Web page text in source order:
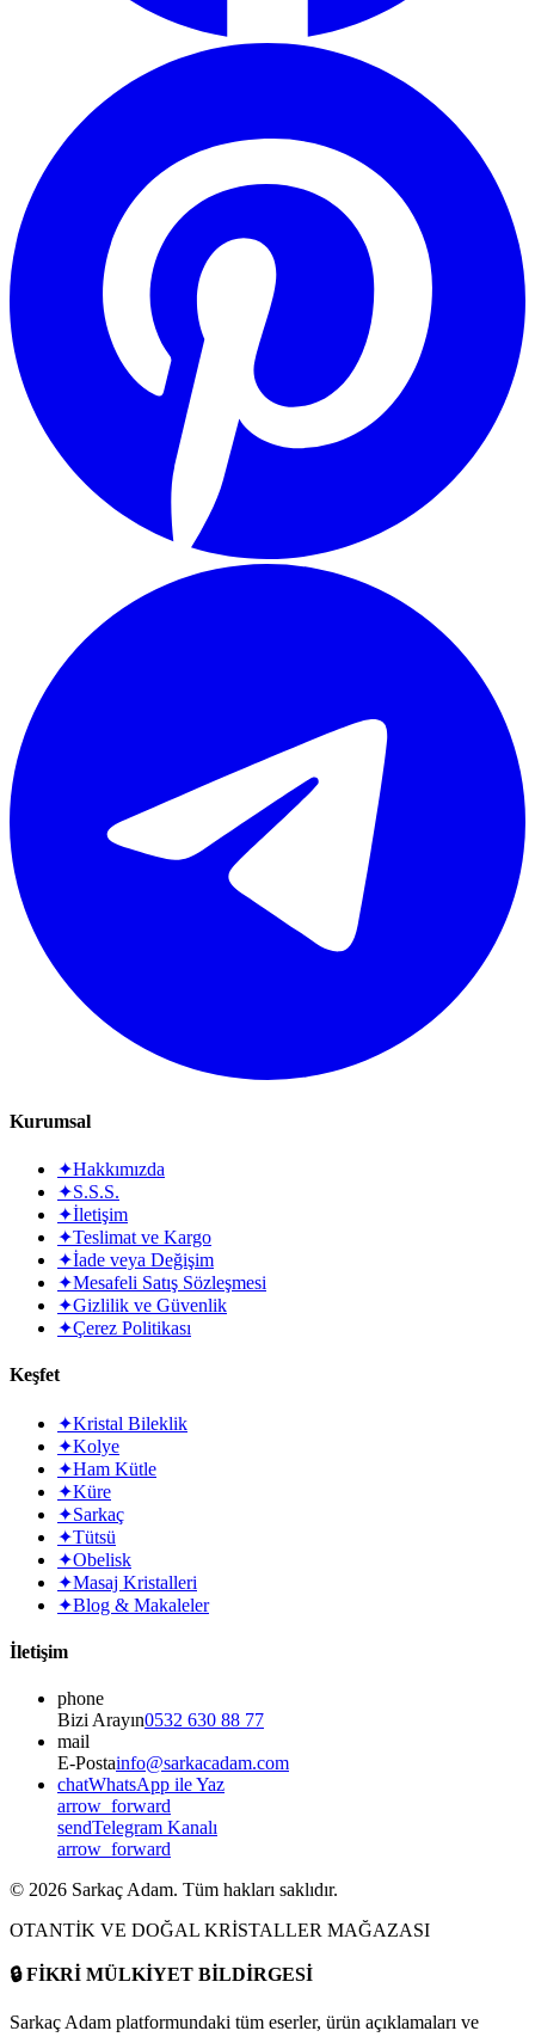
Kurumsal
✦Hakkımızda
✦S.S.S.
✦İletişim
✦Teslimat ve Kargo
✦İade veya Değişim
✦Mesafeli Satış Sözleşmesi
✦Gizlilik ve Güvenlik
✦Çerez Politikası
Keşfet
✦Kristal Bileklik
✦Kolye
✦Ham Kütle
✦Küre
✦Sarkaç
✦Tütsü
✦Obelisk
✦Masaj Kristalleri
✦Blog & Makaleler
İletişim
phone
Bizi Arayın0532 630 88 77
mail
E-Postainfo@sarkacadam.com
chatWhatsApp ile Yaz
arrow_forward
sendTelegram Kanalı
arrow_forward
© 2026 Sarkaç Adam. Tüm hakları saklıdır.
OTANTİK VE DOĞAL KRİSTALLER MAĞAZASI
🔒FİKRİ MÜLKİYET BİLDİRGESİ
Sarkaç Adam platformundaki tüm eserler, ürün açıklamaları ve